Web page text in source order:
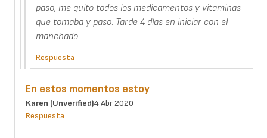
paso, me quito todos los medicamentos y vitaminas
que tomaba y paso. Tarde 4 días en iniciar con el
manchado.
Respuesta
En estos momentos estoy
Karen (unverified)4 Abr 2020
Respuesta